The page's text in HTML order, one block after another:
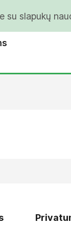
su slapukų